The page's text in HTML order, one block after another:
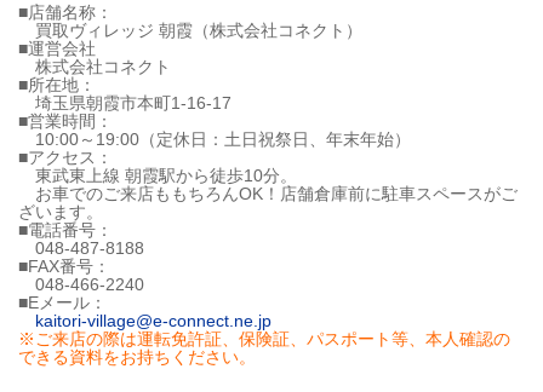
■店舗名称：
買取ヴィレッジ 朝霞（株式会社コネクト）
■運営会社
株式会社コネクト
■所在地：
埼玉県朝霞市本町1-16-17
■営業時間：
10:00～19:00（定休日：土日祝祭日、年末年始）
■アクセス：
東武東上線 朝霞駅から徒歩10分。
お車でのご来店ももちろんOK！店舗倉庫前に駐車スペースがご
ざいます。
■電話番号：
048-487-8188
■FAX番号：
048-466-2240
■Eメール：
kaitori-village@e-connect.ne.jp
※ご来店の際は運転免許証、保険証、パスポート等、本人確認の
できる資料をお持ちください。